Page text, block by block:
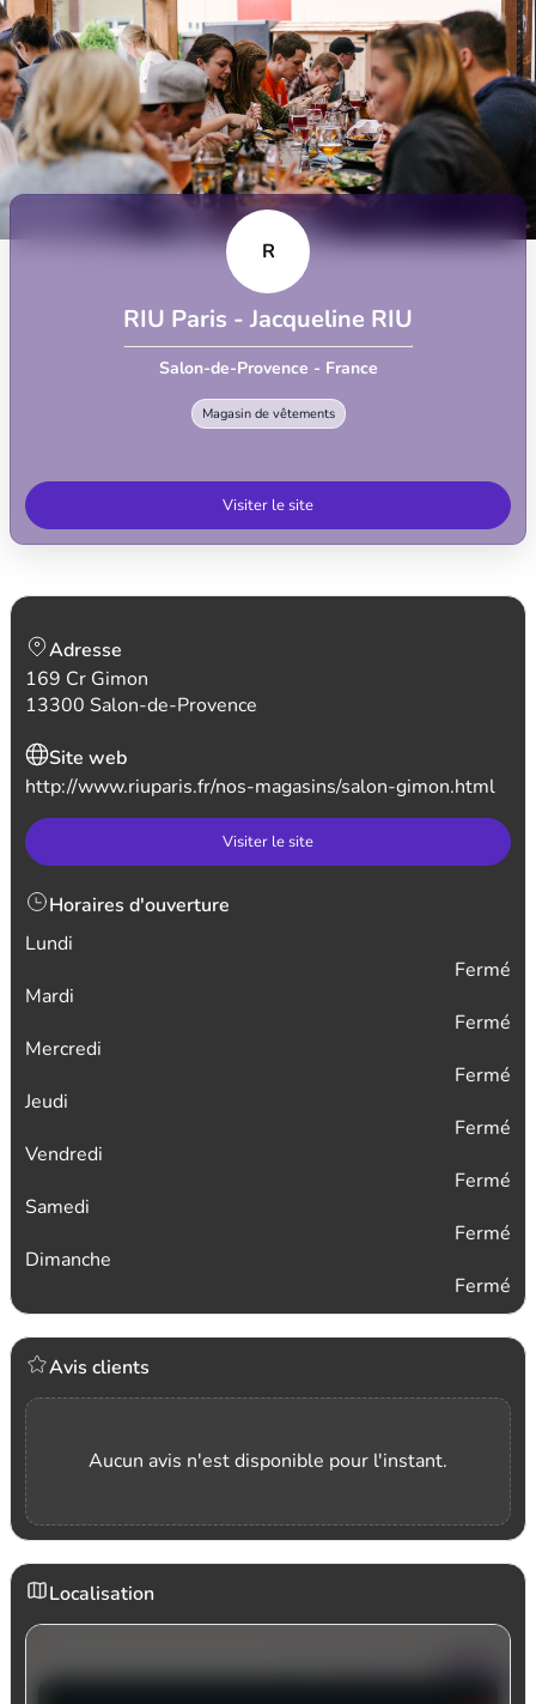
R
RIU Paris - Jacqueline RIU
Salon-de-Provence - France
Magasin de vêtements
Visiter le site
Adresse
169 Cr Gimon
13300 Salon-de-Provence
Site web
http://www.riuparis.fr/nos-magasins/salon-gimon.html
Visiter le site
Horaires d'ouverture
Lundi
Fermé
Mardi
Fermé
Mercredi
Fermé
Jeudi
Fermé
Vendredi
Fermé
Samedi
Fermé
Dimanche
Fermé
Avis clients
Aucun avis n'est disponible pour l'instant.
Localisation